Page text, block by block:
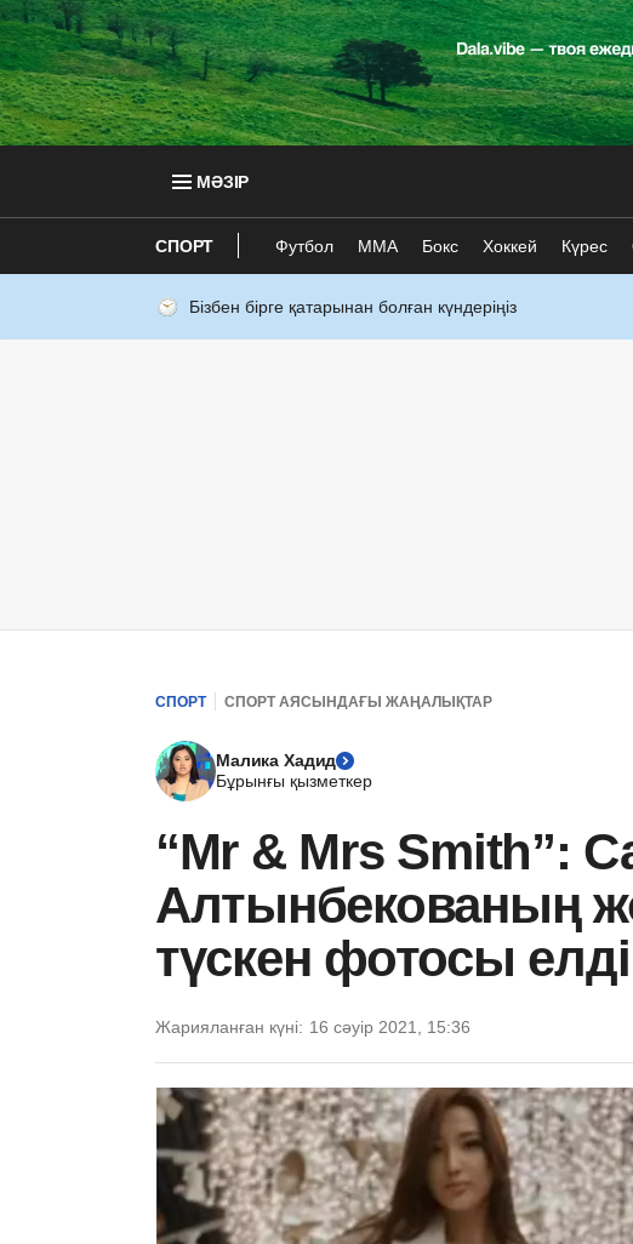
МӘЗІР
СПОРТ Футбол ММА Бокс Хоккей Күрес
Бізбен бірге қатарынан болған күндеріңіз
СПОРТ СПОРТ АЯСЫНДАҒЫ ЖАҢАЛЫҚТАР
Малика Хадид
Бұрынғы қызметкер
“Mr & Mrs Smith”:
Алтынбекованың
түскен фотосы елді
Жарияланған күні: 16 сәуір 2021, 15:36